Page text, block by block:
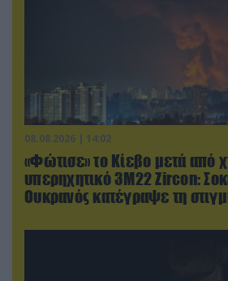
08.08.2026 | 14:02
«Φώτισε» το Κίεβο μετά από
υπερηχητικό 3M22 Zircon:
Ουκρανός κατέγραψε τη